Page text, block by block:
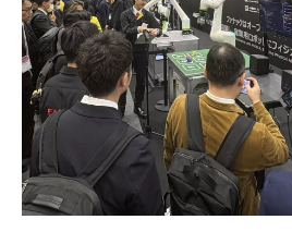
CENTRO DE DOWNLOADS » MYFANUC
FORMAÇÃO & EDUCAÇÃO
FANUC ACADEMY
SOLUÇÕES PARA INDÚSTRIAS
SOLUÇÕES PARA SECTOR EDUCATIVO
WORLDSKILLS & JOVENS TALENTOS
EVENTOS EDUCATIVOS
NOTÍCIAS